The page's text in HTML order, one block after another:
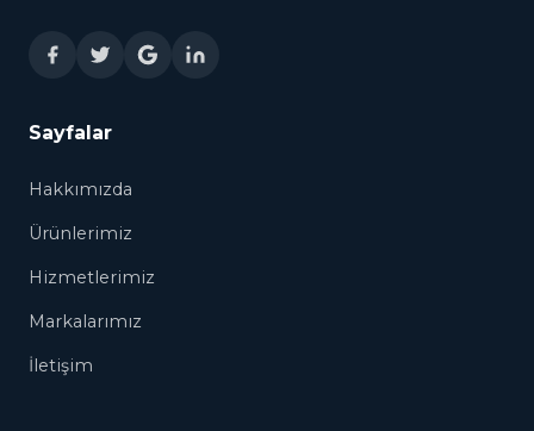
Sayfalar
Hakkımızda
Ürünlerimiz
Hizmetlerimiz
Markalarımız
İletişim